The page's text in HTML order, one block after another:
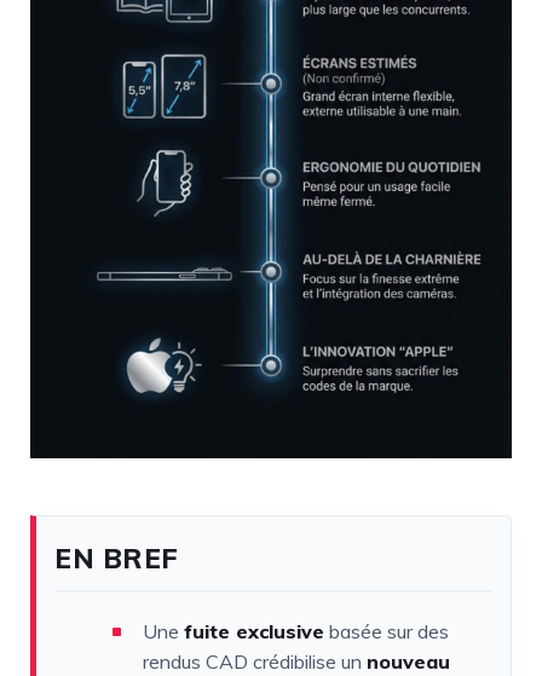
EN BREF
Une fuite exclusive basée sur des
rendus CAD crédibilise un nouveau